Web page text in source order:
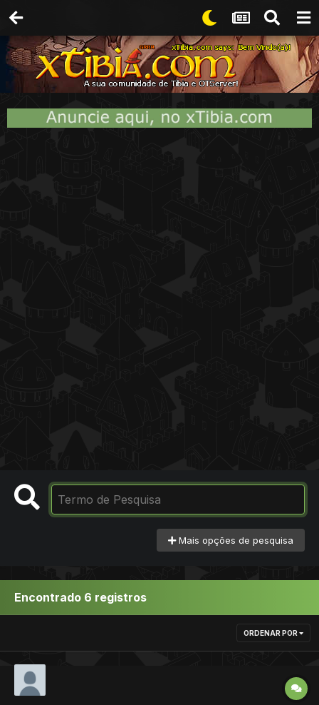
Mais opções de pesquisa
Encontrado 6 registros
ORDENAR POR